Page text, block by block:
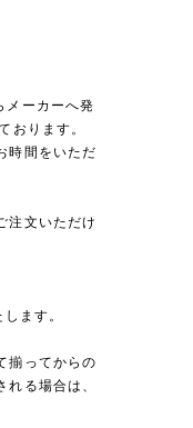
メーカーへ発
おります。
時間をいただ
注文いただけ
ます。
揃ってからの
る場合は、